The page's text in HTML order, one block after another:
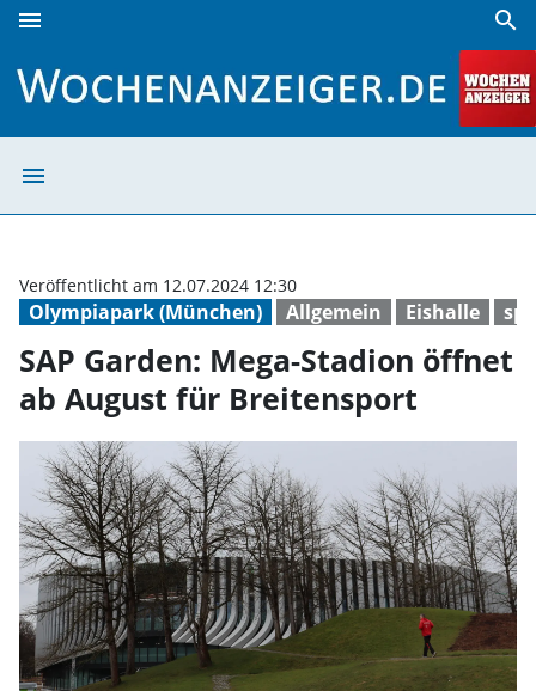
menu search
menu
Olympiapark (München) Allgemein Eishalle
Veröffentlicht am 12.07.2024 12:30
SAP Garden: Mega-Stadion öffnet
ab August für Breitensport